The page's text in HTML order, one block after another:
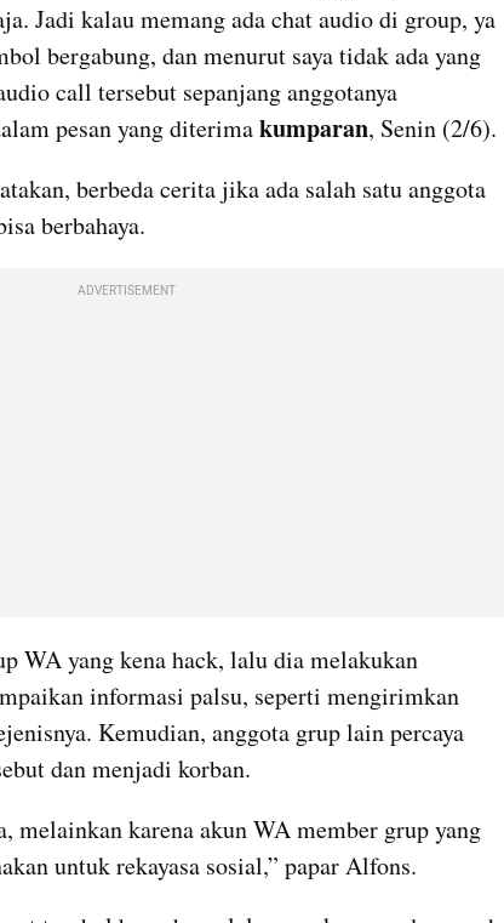
Jadi kalau memang ada chat audio di group, ya
bergabung, dan menurut saya tidak ada yang
call tersebut sepanjang anggotanya
pesan yang diterima kumparan, Senin (2/6).
berbeda cerita jika ada salah satu anggota
berbahaya.
ADVERTISEMENT
WA yang kena hack, lalu dia melakukan
informasi palsu, seperti mengirimkan
Kemudian, anggota grup lain percaya
dan menjadi korban.
melainkan karena akun WA member grup yang
untuk rekayasa sosial,” papar Alfons.